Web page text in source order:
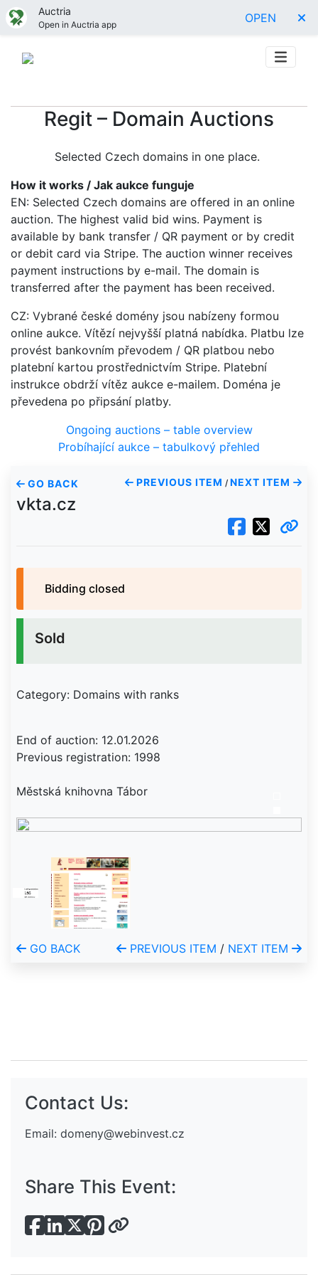
Auctria
Open in Auctria app OPEN
Regit – Domain Auctions
Selected Czech domains in one place.
How it works / Jak aukce funguje
EN: Selected Czech domains are offered in an online
auction. The highest valid bid wins. Payment is
available by bank transfer / QR payment or by credit
or debit card via Stripe. The auction winner receives
payment instructions by e-mail. The domain is
transferred after the payment has been received.
CZ: Vybrané české domény jsou nabízeny formou
online aukce. Vítězí nejvyšší platná nabídka. Platbu lze
provést bankovním převodem / QR platbou nebo
platební kartou prostřednictvím Stripe. Platební
instrukce obdrží vítěz aukce e-mailem. Doména je
převedena po připsání platby.
Ongoing auctions – table overview
Probíhající aukce – tabulkový přehled
GO BACK PREVIOUS ITEM / NEXT ITEM
vkta.cz
Bidding closed
Sold
Category: Domains with ranks
End of auction: 12.01.2026
Previous registration: 1998
Městská knihovna Tábor
GO BACK PREVIOUS ITEM / NEXT ITEM
Contact Us:
Email: domeny@webinvest.cz
Share This Event: